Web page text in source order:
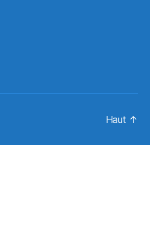
Haut ↑